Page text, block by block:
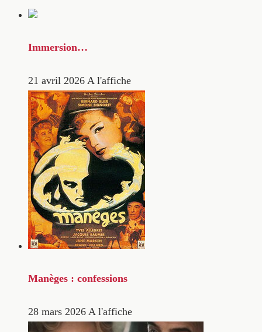
Immersion…
21 avril 2026 A l'affiche
Manèges : confessions
28 mars 2026 A l'affiche